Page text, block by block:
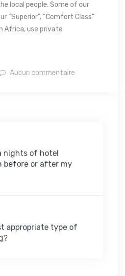
local people. Some of our
“Superior”, “Comfort Class”
Africa, use private
Aucun commentaire
nights of hotel
before or after my
appropriate type of